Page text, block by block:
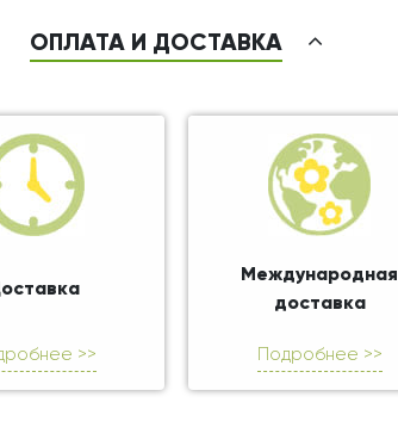
ОПЛАТА И ДОСТАВКА
>>
Международная
доставка
Подробнее >>